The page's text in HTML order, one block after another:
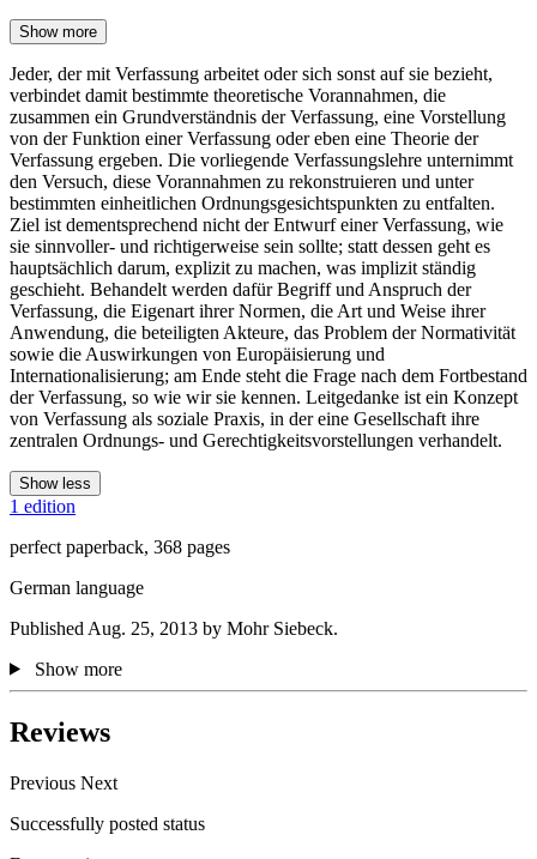
Show more
Jeder, der mit Verfassung arbeitet oder sich sonst auf sie bezieht,
verbindet damit bestimmte theoretische Vorannahmen, die
zusammen ein Grundverständnis der Verfassung, eine Vorstellung
von der Funktion einer Verfassung oder eben eine Theorie der
Verfassung ergeben. Die vorliegende Verfassungslehre unternimmt
den Versuch, diese Vorannahmen zu rekonstruieren und unter
bestimmten einheitlichen Ordnungsgesichtspunkten zu entfalten.
Ziel ist dementsprechend nicht der Entwurf einer Verfassung, wie
sie sinnvoller- und richtigerweise sein sollte; statt dessen geht es
hauptsächlich darum, explizit zu machen, was implizit ständig
geschieht. Behandelt werden dafür Begriff und Anspruch der
Verfassung, die Eigenart ihrer Normen, die Art und Weise ihrer
Anwendung, die beteiligten Akteure, das Problem der Normativität
sowie die Auswirkungen von Europäisierung und
Internationalisierung; am Ende steht die Frage nach dem Fortbestand
der Verfassung, so wie wir sie kennen. Leitgedanke ist ein Konzept
von Verfassung als soziale Praxis, in der eine Gesellschaft ihre
zentralen Ordnungs- und Gerechtigkeitsvorstellungen verhandelt.
Show less
1 edition
perfect paperback, 368 pages
German language
Published Aug. 25, 2013 by Mohr Siebeck.
Show more
Reviews
Previous Next
Successfully posted status